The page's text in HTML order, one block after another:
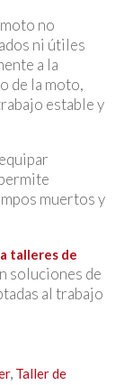
no
ni útiles
a la
de la moto,
estable y
muertos y
talleres de
soluciones de
al trabajo
, Taller de